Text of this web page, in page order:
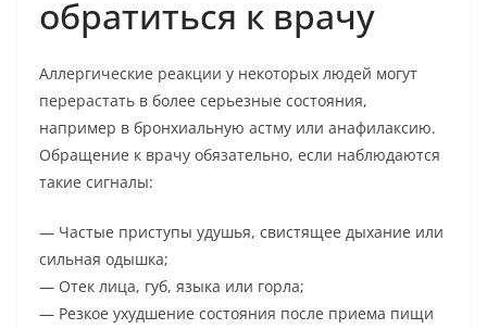
обратиться к врачу
Аллергические реакции у некоторых людей могут
перерастать в более серьезные состояния,
например в бронхиальную астму или анафилаксию.
Обращение к врачу обязательно, если наблюдаются
такие сигналы:
— Частые приступы удушья, свистящее дыхание или
сильная одышка;
— Отек лица, губ, языка или горла;
— Резкое ухудшение состояния после приема пищи